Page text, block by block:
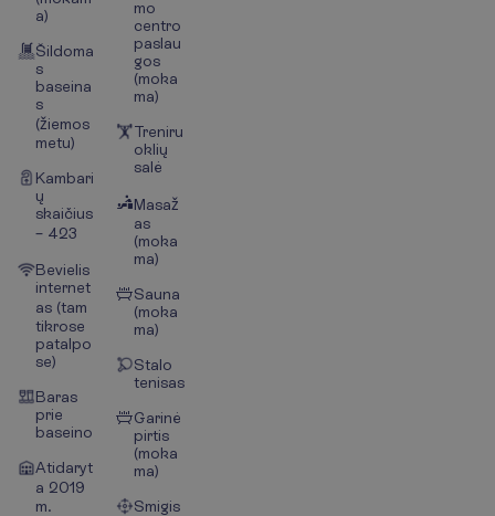
a)
Šildoma
s
baseina
s
(žiemos
metu)
Kambari
ų
skaičius
– 423
Bevielis
internet
as (tam
tikrose
patalpo
se)
Baras
prie
baseino
Atidaryt
a 2019
m.
mo
centro
paslau
gos
(moka
ma)
Treniru
oklių
salė
Masaž
as
(moka
ma)
Sauna
(moka
ma)
Stalo
tenisas
Garinė
pirtis
(moka
ma)
Smigis